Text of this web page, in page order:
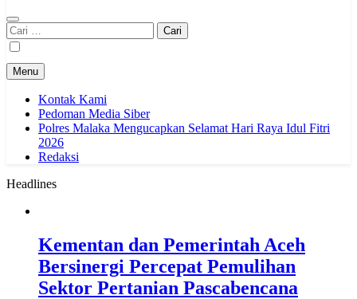
Cari
untuk:
Menu
Kontak Kami
Pedoman Media Siber
Polres Malaka Mengucapkan Selamat Hari Raya Idul Fitri
2026
Redaksi
Headlines
Kementan dan Pemerintah Aceh
Bersinergi Percepat Pemulihan
Sektor Pertanian Pascabencana